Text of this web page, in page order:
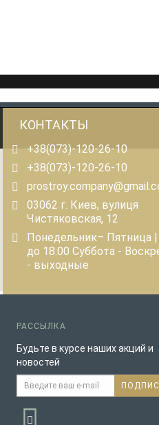
КОНТАКТЫ
+38(073)-120-26-10
+38(073)-120-26-10
03062 г. Киев, вулиця
Чистяковская, 12
Понедельник– Пятница |
до 18:00 Суббота -
- выходные
РАССЫЛКА
Будьте в курсе наших акций и
новостей